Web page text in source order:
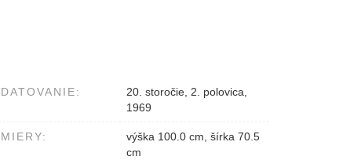
DATOVANIE:
20. storočie, 2. polovica,
1969
MIERY:
výška 100.0 cm, šírka 70.5
cm